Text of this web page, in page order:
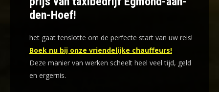
den-Hoef!
het gaat tenslotte om de perfecte start van uw reis!
Boek nu bij onze vriendelijke chauffeurs!
Deze manier van werken scheelt heel veel tijd, geld
en ergernis.